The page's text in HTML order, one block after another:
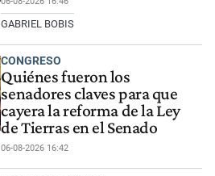
GABRIEL BOBIS
CONGRESO
Quiénes fueron los
senadores claves para que
cayera la reforma de la Ley
de Tierras en el Senado
06-08-2026 16:42